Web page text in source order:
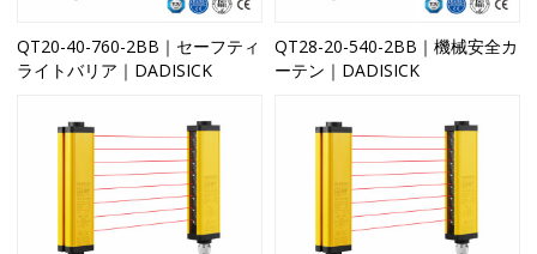
QT20-40-760-2BB｜セーフティ
ライトバリア｜DADISICK
QT28-20-540-2BB｜機械安全カ
ーテン｜DADISICK